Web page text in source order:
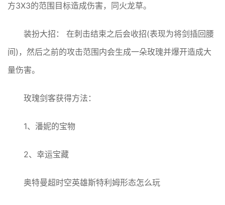
方3X3的范围目标造成伤害，同火龙草。
装扮大招： 在刺击结束之后会收招(表现为将剑插回腰
间)，然后之前的攻击范围内会生成一朵玫瑰并爆开造成大
量伤害。
玫瑰剑客获得方法：
1、潘妮的宝物
2、幸运宝藏
奥特曼超时空英雄斯特利姆形态怎么玩